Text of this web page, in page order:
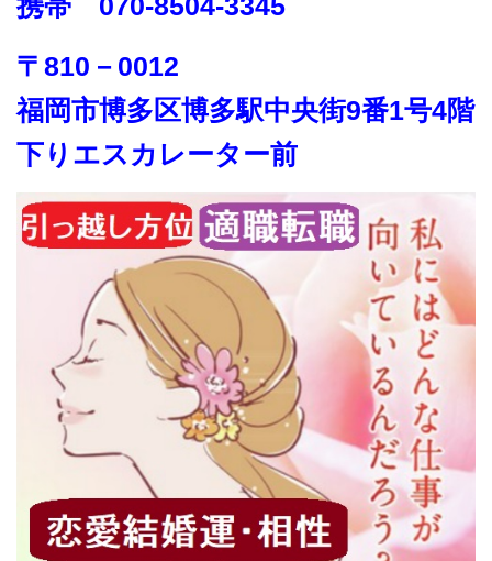
〒810－0012
福岡市博多区博多駅中央街9番1号4階
下りエスカレーター前